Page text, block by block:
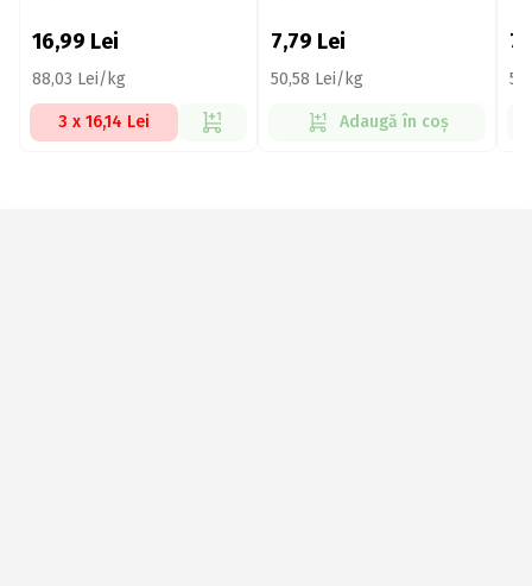
16,99 Lei
88,03 Lei/kg
3 x 16,14 Lei
7,79 Lei
50,58 Lei/kg
Adaugă în coș